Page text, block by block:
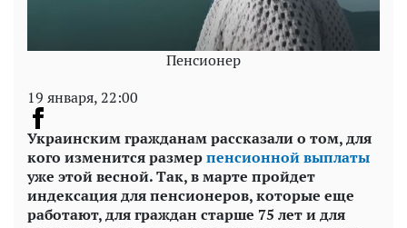
Пенсионер
19 января, 22:00
Украинским гражданам рассказали о том, для
кого изменится размерпенсионной выплаты
уже этой весной. Так, в марте пройдет
индексация для пенсионеров, которые еще
работают, для граждан старше 75 лет и для